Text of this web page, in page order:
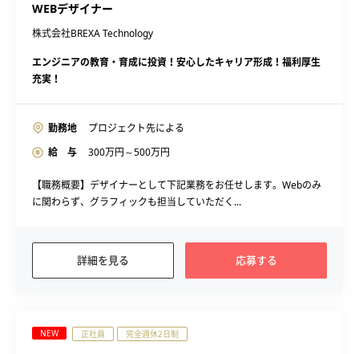
WEBデザイナー
株式会社BREXA Technology
エンジニアの教育・育成に投資！安心したキャリア形成！福利厚生
充実！
勤務地
プロジェクト先による
給 与
300万円～500万円
【職務概要】デザイナーとして下記業務をお任せします。Webのみ
に関わらず、グラフィックも担当していただく...
詳細を見る 応募する
NEW 正社員 完全週休2日制